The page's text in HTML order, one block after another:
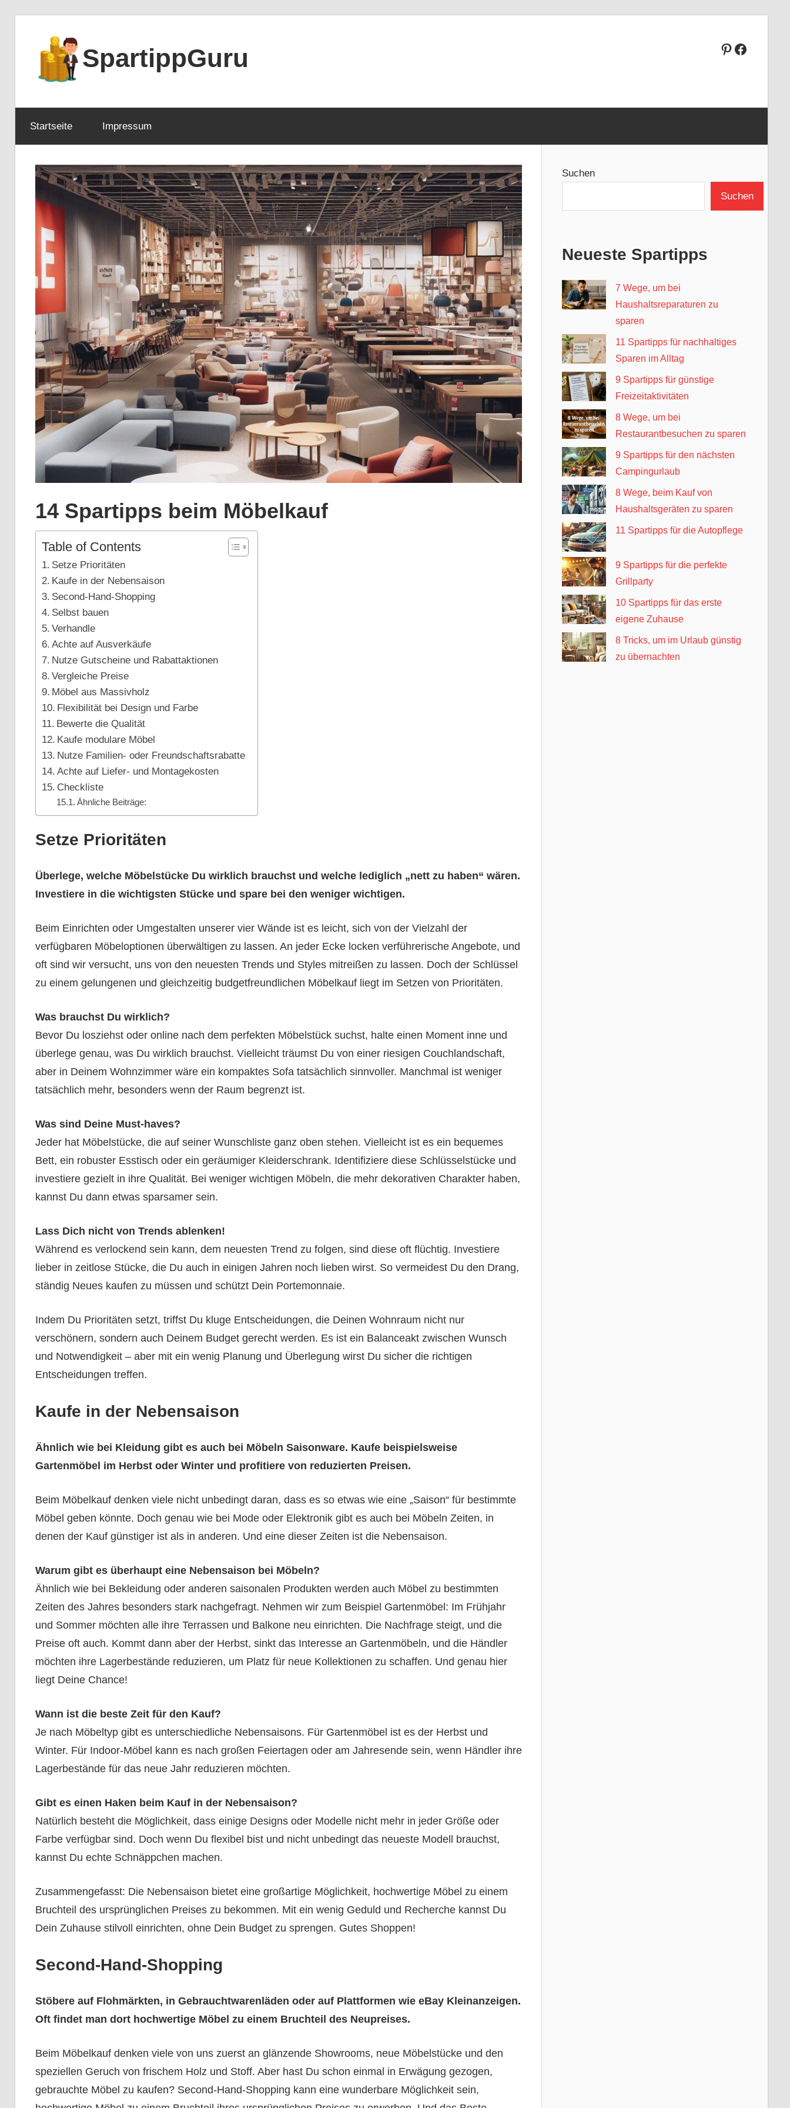
springen
SpartippGuru Pinterest
Startseite Impressum
14 Spartipps beim Möbelkauf
Table of Contents
Setze Prioritäten
Kaufe in der Nebensaison
Second-Hand-Shopping
Selbst bauen
Verhandle
Achte auf Ausverkäufe
Nutze Gutscheine und Rabattaktionen
Vergleiche Preise
Möbel aus Massivholz
Flexibilität bei Design und Farbe
Bewerte die Qualität
Kaufe modulare Möbel
Nutze Familien- oder Freundschaftsrabatte
Achte auf Liefer- und Montagekosten
Checkliste
Ähnliche Beiträge:
Setze Prioritäten
Überlege, welche Möbelstücke Du wirklich brauchst und welche lediglich „nett zu haben“ wären.
Investiere in die wichtigsten Stücke und spare bei den weniger wichtigen.
Beim Einrichten oder Umgestalten unserer vier Wände ist es leicht, sich von der Vielzahl der
verfügbaren Möbeloptionen überwältigen zu lassen. An jeder Ecke locken verführerische Angebote, und
oft sind wir versucht, uns von den neuesten Trends und Styles mitreißen zu lassen. Doch der Schlüssel
zu einem gelungenen und gleichzeitig budgetfreundlichen Möbelkauf liegt im Setzen von Prioritäten.
Was brauchst Du wirklich?
Bevor Du losziehst oder online nach dem perfekten Möbelstück suchst, halte einen Moment inne und
überlege genau, was Du wirklich brauchst. Vielleicht träumst Du von einer riesigen Couchlandschaft,
aber in Deinem Wohnzimmer wäre ein kompaktes Sofa tatsächlich sinnvoller. Manchmal ist weniger
tatsächlich mehr, besonders wenn der Raum begrenzt ist.
Was sind Deine Must-haves?
Jeder hat Möbelstücke, die auf seiner Wunschliste ganz oben stehen. Vielleicht ist es ein bequemes
Bett, ein robuster Esstisch oder ein geräumiger Kleiderschrank. Identifiziere diese Schlüsselstücke und
investiere gezielt in ihre Qualität. Bei weniger wichtigen Möbeln, die mehr dekorativen Charakter haben,
kannst Du dann etwas sparsamer sein.
Lass Dich nicht von Trends ablenken!
Während es verlockend sein kann, dem neuesten Trend zu folgen, sind diese oft flüchtig. Investiere
lieber in zeitlose Stücke, die Du auch in einigen Jahren noch lieben wirst. So vermeidest Du den Drang,
ständig Neues kaufen zu müssen und schützt Dein Portemonnaie.
Indem Du Prioritäten setzt, triffst Du kluge Entscheidungen, die Deinen Wohnraum nicht nur
verschönern, sondern auch Deinem Budget gerecht werden. Es ist ein Balanceakt zwischen Wunsch
und Notwendigkeit – aber mit ein wenig Planung und Überlegung wirst Du sicher die richtigen
Entscheidungen treffen.
Kaufe in der Nebensaison
Ähnlich wie bei Kleidung gibt es auch bei Möbeln Saisonware. Kaufe beispielsweise
Gartenmöbel im Herbst oder Winter und profitiere von reduzierten Preisen.
Beim Möbelkauf denken viele nicht unbedingt daran, dass es so etwas wie eine „Saison“ für bestimmte
Möbel geben könnte. Doch genau wie bei Mode oder Elektronik gibt es auch bei Möbeln Zeiten, in
denen der Kauf günstiger ist als in anderen. Und eine dieser Zeiten ist die Nebensaison.
Warum gibt es überhaupt eine Nebensaison bei Möbeln?
Ähnlich wie bei Bekleidung oder anderen saisonalen Produkten werden auch Möbel zu bestimmten
Zeiten des Jahres besonders stark nachgefragt. Nehmen wir zum Beispiel Gartenmöbel: Im Frühjahr
und Sommer möchten alle ihre Terrassen und Balkone neu einrichten. Die Nachfrage steigt, und die
Preise oft auch. Kommt dann aber der Herbst, sinkt das Interesse an Gartenmöbeln, und die Händler
möchten ihre Lagerbestände reduzieren, um Platz für neue Kollektionen zu schaffen. Und genau hier
liegt Deine Chance!
Wann ist die beste Zeit für den Kauf?
Je nach Möbeltyp gibt es unterschiedliche Nebensaisons. Für Gartenmöbel ist es der Herbst und
Winter. Für Indoor-Möbel kann es nach großen Feiertagen oder am Jahresende sein, wenn Händler ihre
Lagerbestände für das neue Jahr reduzieren möchten.
Gibt es einen Haken beim Kauf in der Nebensaison?
Natürlich besteht die Möglichkeit, dass einige Designs oder Modelle nicht mehr in jeder Größe oder
Farbe verfügbar sind. Doch wenn Du flexibel bist und nicht unbedingt das neueste Modell brauchst,
kannst Du echte Schnäppchen machen.
Zusammengefasst: Die Nebensaison bietet eine großartige Möglichkeit, hochwertige Möbel zu einem
Bruchteil des ursprünglichen Preises zu bekommen. Mit ein wenig Geduld und Recherche kannst Du
Dein Zuhause stilvoll einrichten, ohne Dein Budget zu sprengen. Gutes Shoppen!
Second-Hand-Shopping
Stöbere auf Flohmärkten, in Gebrauchtwarenläden oder auf Plattformen wie eBay Kleinanzeigen.
Oft findet man dort hochwertige Möbel zu einem Bruchteil des Neupreises.
Beim Möbelkauf denken viele von uns zuerst an glänzende Showrooms, neue Möbelstücke und den
speziellen Geruch von frischem Holz und Stoff. Aber hast Du schon einmal in Erwägung gezogen,
gebrauchte Möbel zu kaufen? Second-Hand-Shopping kann eine wunderbare Möglichkeit sein,
Suchen
Suchen
Neueste Spartipps
7 Wege, um bei
Haushaltsreparaturen zu
sparen
11 Spartipps für nachhaltiges
Sparen im Alltag
9 Spartipps für günstige
Freizeitaktivitäten
8 Wege, um bei
Restaurantbesuchen zu sparen
9 Spartipps für den nächsten
Campingurlaub
8 Wege, beim Kauf von
Haushaltsgeräten zu sparen
11 Spartipps für die Autopflege
9 Spartipps für die perfekte
Grillparty
10 Spartipps für das erste
eigene Zuhause
8 Tricks, um im Urlaub günstig
zu übernachten